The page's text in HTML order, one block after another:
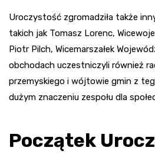
Uroczystość zgromadziła także
takich jak Tomasz Lorenc,
Piotr Pilch, Wicemarszałek
obchodach uczestniczyli również
przemyskiego i wójtowie gmin z
dużym znaczeniu zespołu dla
Początek